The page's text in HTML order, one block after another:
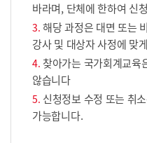
바라며, 단체에 한하여 신
해당 과정은 대면 또는
강사 및 대상자 사정에 맞
찾아가는 국가회계교육
않습니다
신청정보 수정 또는 취
가능합니다.